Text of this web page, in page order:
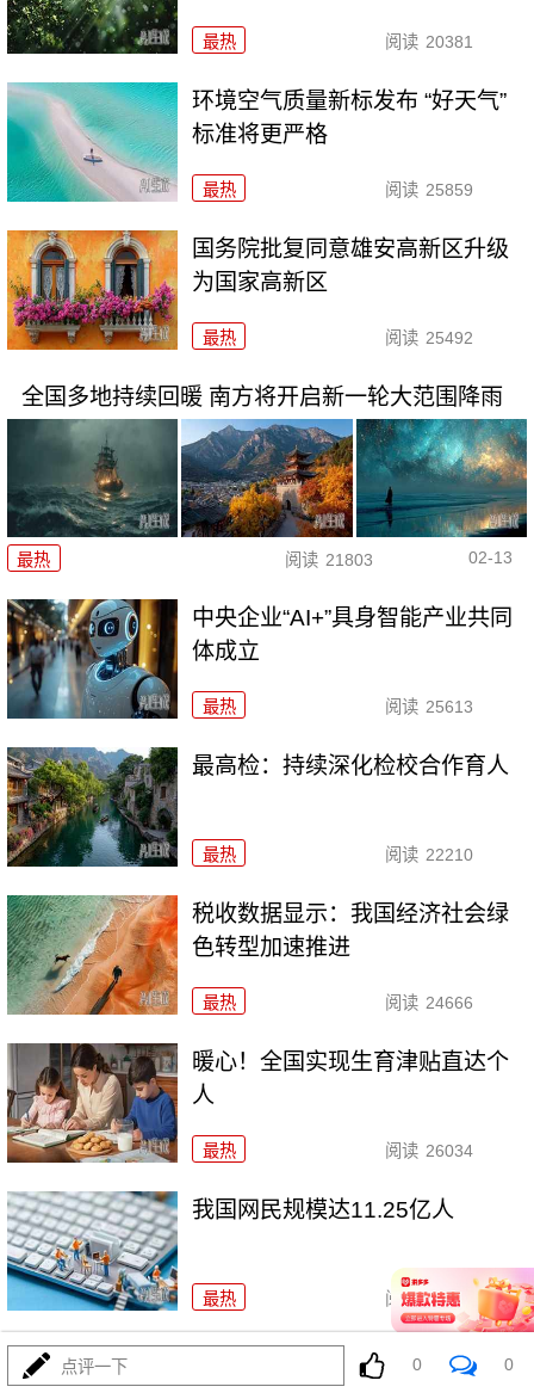
最热 阅读 20381
环境空气质量新标发布 “好天气”
标准将更严格
最热 阅读 25859
国务院批复同意雄安高新区升级
为国家高新区
最热 阅读 25492
全国多地持续回暖 南方将开启新一轮大范围降雨
最热 阅读 21803 02-13
中央企业“AI+”具身智能产业共同
体成立
最热 阅读 25613
最高检：持续深化检校合作育人
最热 阅读 22210
税收数据显示：我国经济社会绿
色转型加速推进
最热 阅读 24666
暖心！全国实现生育津贴直达个
人
最热 阅读 26034
我国网民规模达11.25亿人
最热 阅读 17617
春运首日探访多地铁路调度中心
点评一下 0 0